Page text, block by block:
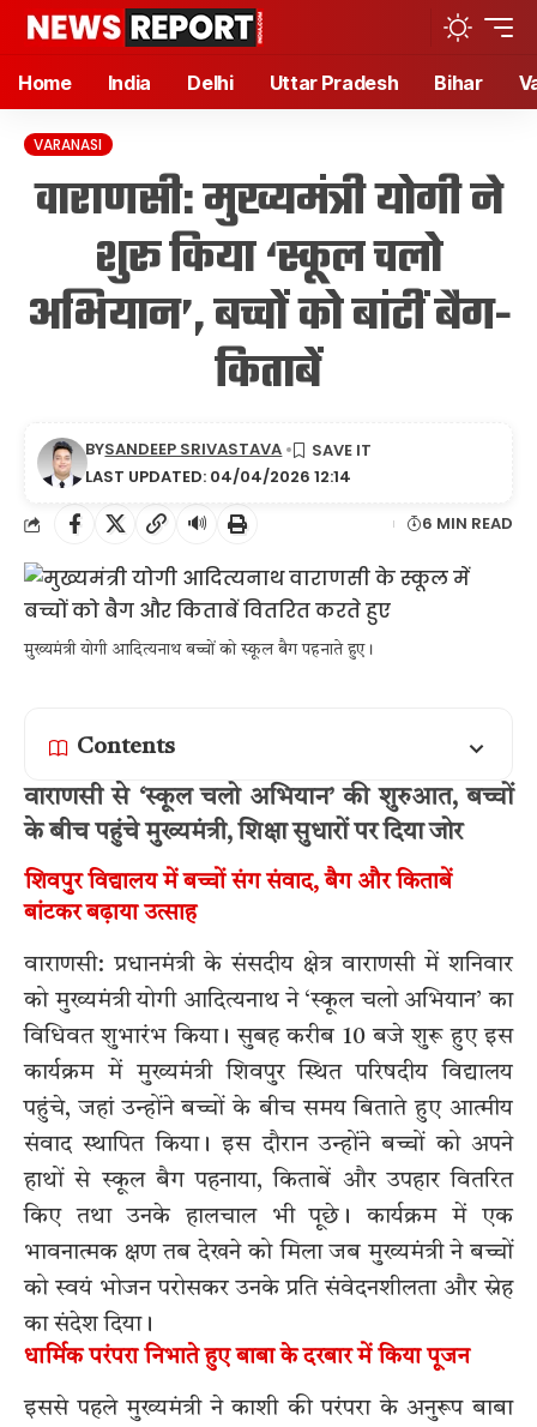
Home India Delhi Uttar Pradesh Bihar
VARANASI
वाराणसी: मुख्यमंत्री योगी ने
शुरू किया ‘स्कूल चलो
अभियान’, बच्चों को बांटीं बैग-
किताबें
LAST UPDATED: 04/04/2026 12:14
BYSANDEEP SRIVASTAVA
🔊 6 MIN READ
मुख्यमंत्री योगी आदित्यनाथ बच्चों को स्कूल बैग पहनाते हुए।
Contents
वाराणसी से ‘स्कूल चलो अभियान’ की शुरुआत, बच्चों
के बीच पहुंचे मुख्यमंत्री, शिक्षा सुधारों पर दिया जोर
शिवपुर विद्यालय में बच्चों संग संवाद, बैग और किताबें
बांटकर बढ़ाया उत्साह
वाराणसी: प्रधानमंत्री के संसदीय क्षेत्र वाराणसी में शनिवार
को मुख्यमंत्री योगी आदित्यनाथ ने ‘स्कूल चलो अभियान’ का
विधिवत शुभारंभ किया। सुबह करीब 10 बजे शुरू हुए इस
कार्यक्रम में मुख्यमंत्री शिवपुर स्थित परिषदीय विद्यालय
पहुंचे, जहां उन्होंने बच्चों के बीच समय बिताते हुए आत्मीय
संवाद स्थापित किया। इस दौरान उन्होंने बच्चों को अपने
हाथों से स्कूल बैग पहनाया, किताबें और उपहार वितरित
किए तथा उनके हालचाल भी पूछे। कार्यक्रम में एक
भावनात्मक क्षण तब देखने को मिला जब मुख्यमंत्री ने बच्चों
को स्वयं भोजन परोसकर उनके प्रति संवेदनशीलता और स्नेह
का संदेश दिया।
धार्मिक परंपरा निभाते हुए बाबा के दरबार में किया पूजन
इससे पहले मुख्यमंत्री ने काशी की परंपरा के अनुरूप बाबा